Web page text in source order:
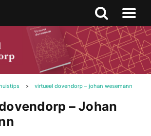
Zoeken
Naar
menu
> virtueel dovendorp – johan wesemann
– Johan
Zoeken
naar
boven